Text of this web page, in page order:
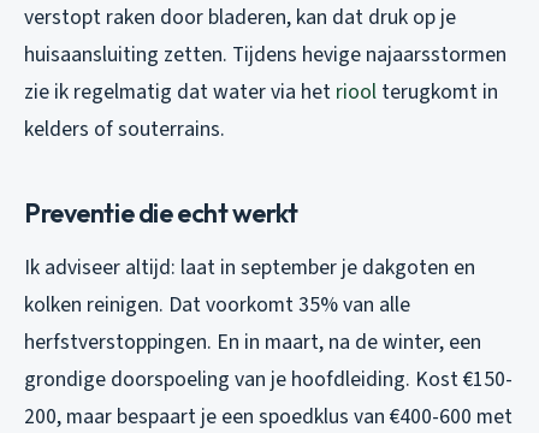
verstopt raken door bladeren, kan dat druk op je
huisaansluiting zetten. Tijdens hevige najaarsstormen
zie ik regelmatig dat water via het riool terugkomt in
kelders of souterrains.
Preventie die echt werkt
Ik adviseer altijd: laat in september je dakgoten en
kolken reinigen. Dat voorkomt 35% van alle
herfstverstoppingen. En in maart, na de winter, een
grondige doorspoeling van je hoofdleiding. Kost €150-
200, maar bespaart je een spoedklus van €400-600 met